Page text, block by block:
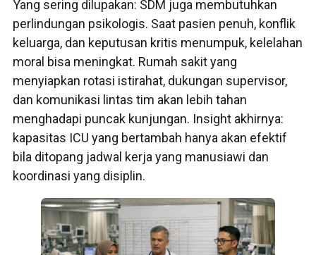
Yang sering dilupakan: SDM juga membutuhkan
perlindungan psikologis. Saat pasien penuh, konflik
keluarga, dan keputusan kritis menumpuk, kelelahan
moral bisa meningkat. Rumah sakit yang
menyiapkan rotasi istirahat, dukungan supervisor,
dan komunikasi lintas tim akan lebih tahan
menghadapi puncak kunjungan. Insight akhirnya:
kapasitas ICU yang bertambah hanya akan efektif
bila ditopang jadwal kerja yang manusiawi dan
koordinasi yang disiplin.